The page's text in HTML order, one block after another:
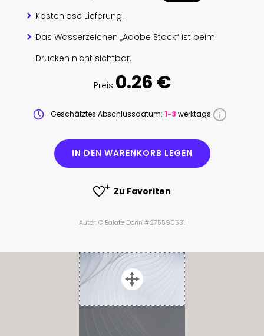
Kostenlose Lieferung.
Das Wasserzeichen „Adobe Stock“ ist beim
Drucken nicht sichtbar.
Preis 0.26 €
Geschätztes Abschlussdatum: 1-3 werktags
IN DEN WARENKORB LEGEN
Zu Favoriten
Autor: © Balate Dorin #275590531